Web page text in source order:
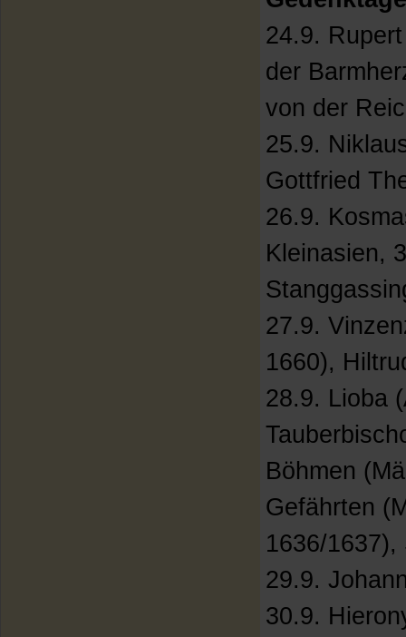
24.9.
der
von der
25.9.
Gottfried
26.9.
Kleinasien,
27.9.
1660),
28.9. Lioba
Böhmen
Gefährten
1636/
29.9.
30.9.